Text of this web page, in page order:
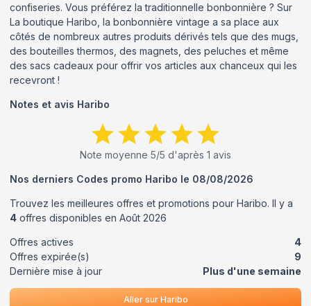
confiseries. Vous préférez la traditionnelle bonbonnière ? Sur
La boutique Haribo, la bonbonnière vintage a sa place aux
côtés de nombreux autres produits dérivés tels que des mugs,
des bouteilles thermos, des magnets, des peluches et même
des sacs cadeaux pour offrir vos articles aux chanceux qui les
recevront !
Notes et avis Haribo
Note moyenne 5/5 d'après 1 avis
Nos derniers Codes promo Haribo le 08/08/2026
Trouvez les meilleures offres et promotions pour Haribo. Il y a
4 offres disponibles en Août 2026
Offres actives
4
Offres expirée(s)
9
Dernière mise à jour
Plus d'une semaine
Aller sur Haribo